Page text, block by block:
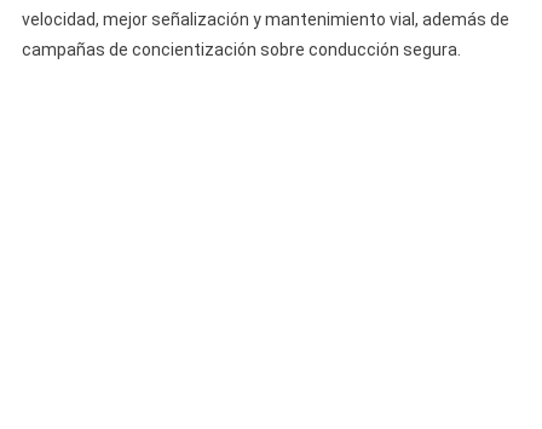
velocidad, mejor señalización y mantenimiento vial, además de
campañas de concientización sobre conducción segura.